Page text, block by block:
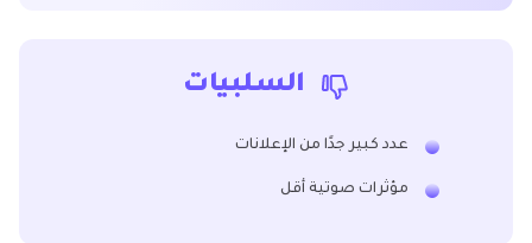
السلبيات
عدد كبير جدًا من الإعلانات
مؤثرات صوتية أقل